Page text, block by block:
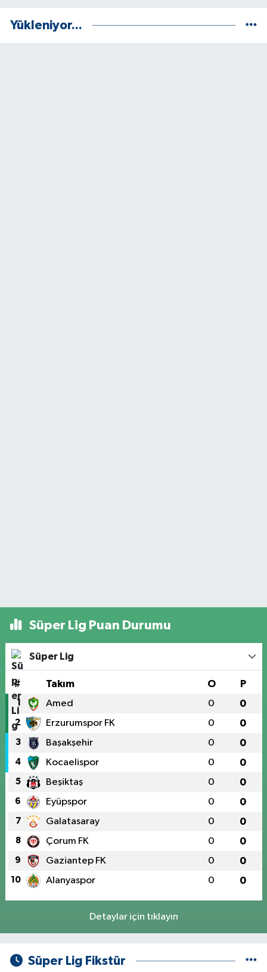
Yükleniyor...
Süper Lig Puan Durumu
Süper Lig
# Takım O P
1 Amed 0 0
2 Erzurumspor FK 0 0
3 Başakşehir 0 0
4 Kocaelispor 0 0
5 Beşiktaş 0 0
6 Eyüpspor 0 0
7 Galatasaray 0 0
8 Çorum FK 0 0
9 Gaziantep FK 0 0
10 Alanyaspor 0 0
Detaylar için tıklayın
Süper Lig Fikstür